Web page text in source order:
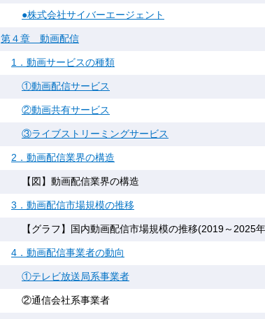
●株式会社サイバーエージェント
第４章 動画配信
1．動画サービスの種類
①動画配信サービス
②動画共有サービス
③ライブストリーミングサービス
2．動画配信業界の構造
【図】動画配信業界の構造
3．動画配信市場規模の推移
【グラフ】国内動画配信市場規模の推移(2019～2025
4．動画配信事業者の動向
①テレビ放送局系事業者
②通信会社系事業者